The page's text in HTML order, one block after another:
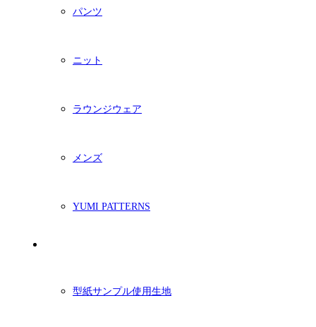
パンツ
ニット
ラウンジウェア
メンズ
YUMI PATTERNS
型紙サンプル使用生地